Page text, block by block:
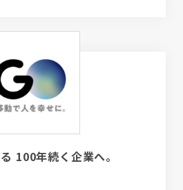
100年続く企業へ。